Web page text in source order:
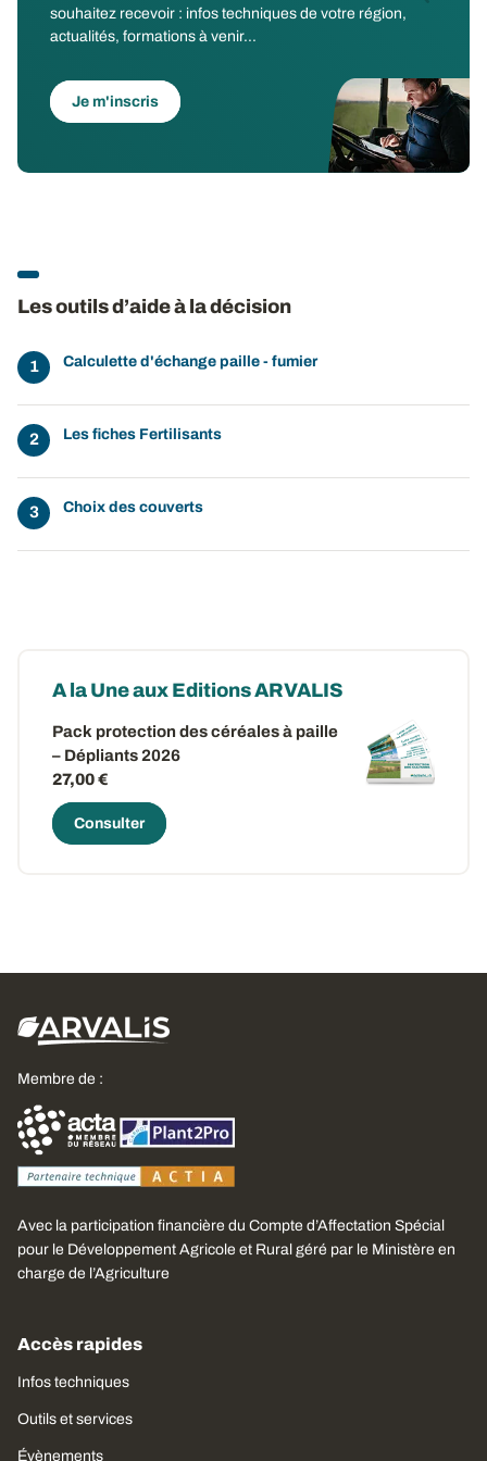
souhaitez recevoir : infos techniques de votre région,
actualités, formations à venir...
Je m'inscris
Les outils d’aide à la décision
Calculette d'échange paille - fumier
Les fiches Fertilisants
Choix des couverts
A la Une aux Editions ARVALIS
Pack protection des céréales à paille
– Dépliants 2026
27,00 €
Consulter
Membre de :
Avec la participation financière du Compte d’Affectation Spécial
pour le Développement Agricole et Rural géré par le Ministère en
charge de l’Agriculture
Accès rapides
Infos techniques
Outils et services
Évènements